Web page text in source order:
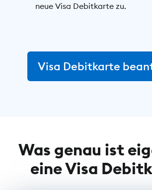
neue Visa Debitkarte zu.
Visa Debitkarte
Was genau ist
eine Visa